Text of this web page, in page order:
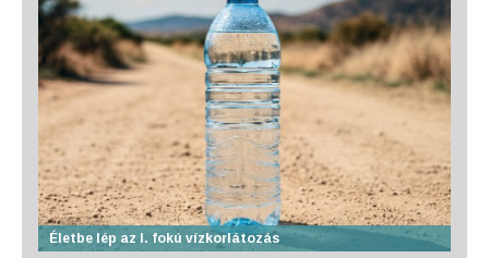
Életbe lép az I. fokú vízkorlátozás